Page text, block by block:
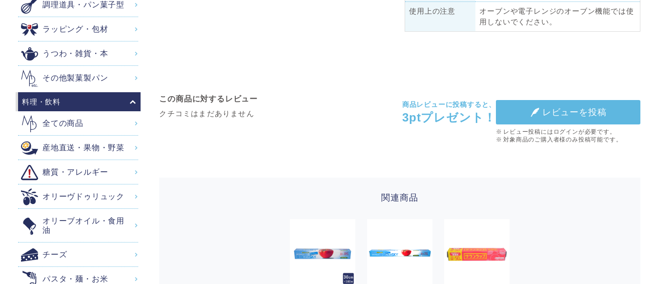
使用上の注意
オーブンや電子レンジのオーブン機能では使
用しないでください。
この商品に対するレビュー
クチコミはまだありません
商品レビューに投稿すると、
3ptプレゼント！ レビューを投稿
レビュー投稿にはログインが必要です。
対象商品のご購入者様のみ投稿可能です。
関連商品
調理道具・パン菓子型
ラッピング・包材
うつわ・雑貨・本
その他製菓製パン
料理・飲料
全ての商品
産地直送・果物・野菜
糖質・アレルギー
オリーヴドゥリュック
オリーブオイル・食用
油
チーズ
パスタ・麺・お米